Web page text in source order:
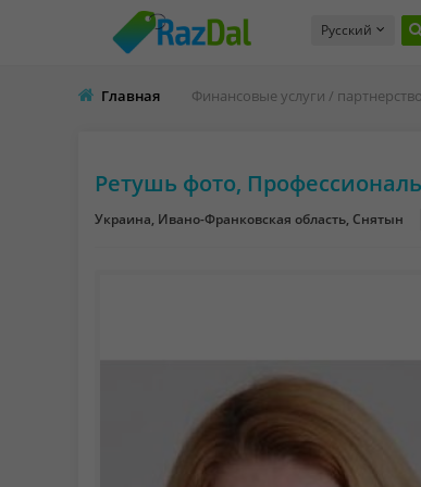
Русский
Главная Финансовые услуги / партнерство
Ретушь фото,
Украина, Ивано-Франковская область, Снятын